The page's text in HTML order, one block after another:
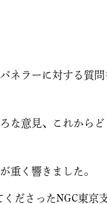
ネラーに対する質問
な意見、これから
重く響きました。
ださったNGC東京